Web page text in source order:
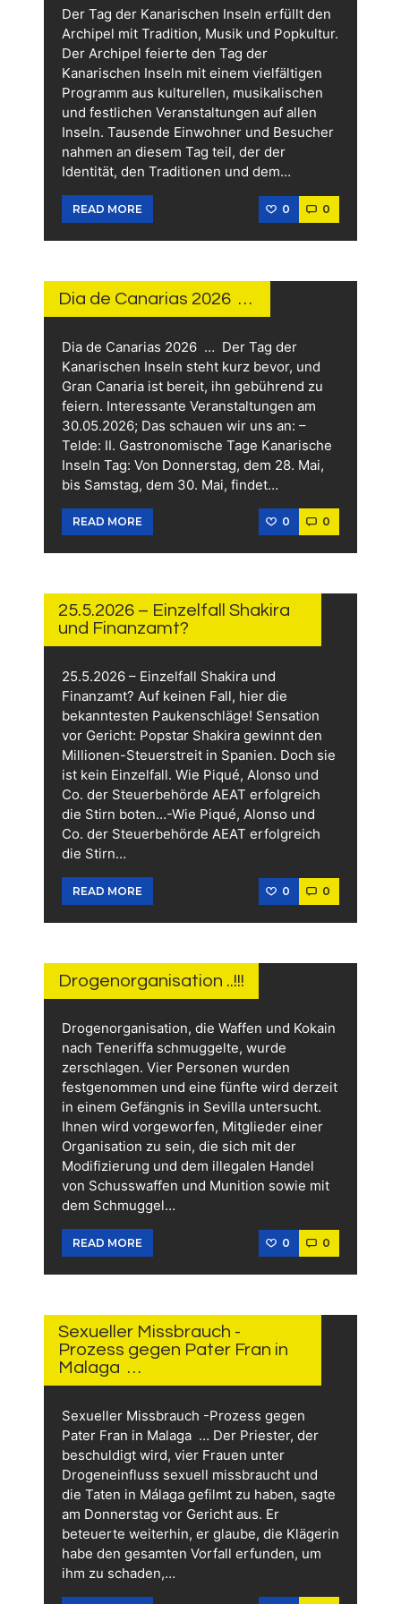
Der Tag der Kanarischen Inseln erfüllt den
Archipel mit Tradition, Musik und Popkultur.
Der Archipel feierte den Tag der
Kanarischen Inseln mit einem vielfältigen
Programm aus kulturellen, musikalischen
und festlichen Veranstaltungen auf allen
Inseln. Tausende Einwohner und Besucher
nahmen an diesem Tag teil, der der
Identität, den Traditionen und dem…
READ MORE 0 0
Dia de Canarias 2026 …
Dia de Canarias 2026 … Der Tag der
Kanarischen Inseln steht kurz bevor, und
Gran Canaria ist bereit, ihn gebührend zu
feiern. Interessante Veranstaltungen am
30.05.2026; Das schauen wir uns an: –
Telde: II. Gastronomische Tage Kanarische
Inseln Tag: Von Donnerstag, dem 28. Mai,
bis Samstag, dem 30. Mai, findet…
READ MORE 0 0
2026
25.5.2026 – Einzelfall Shakira
und Finanzamt?
25.5.2026 – Einzelfall Shakira und
Finanzamt? Auf keinen Fall, hier die
bekanntesten Paukenschläge! Sensation
vor Gericht: Popstar Shakira gewinnt den
Millionen-Steuerstreit in Spanien. Doch sie
ist kein Einzelfall. Wie Piqué, Alonso und
Co. der Steuerbehörde AEAT erfolgreich
die Stirn boten…-Wie Piqué, Alonso und
Co. der Steuerbehörde AEAT erfolgreich
die Stirn…
READ MORE 0 0
Drogenorganisation ..!!!
Drogenorganisation, die Waffen und Kokain
nach Teneriffa schmuggelte, wurde
zerschlagen. Vier Personen wurden
festgenommen und eine fünfte wird derzeit
in einem Gefängnis in Sevilla untersucht.
Ihnen wird vorgeworfen, Mitglieder einer
Organisation zu sein, die sich mit der
Modifizierung und dem illegalen Handel
von Schusswaffen und Munition sowie mit
dem Schmuggel…
READ MORE 0 0
Sexueller Missbrauch -
Prozess gegen Pater Fran in
Malaga …
Sexueller Missbrauch -Prozess gegen
Pater Fran in Malaga … Der Priester, der
beschuldigt wird, vier Frauen unter
Drogeneinfluss sexuell missbraucht und
die Taten in Málaga gefilmt zu haben, sagte
am Donnerstag vor Gericht aus. Er
beteuerte weiterhin, er glaube, die Klägerin
habe den gesamten Vorfall erfunden, um
ihm zu schaden,…